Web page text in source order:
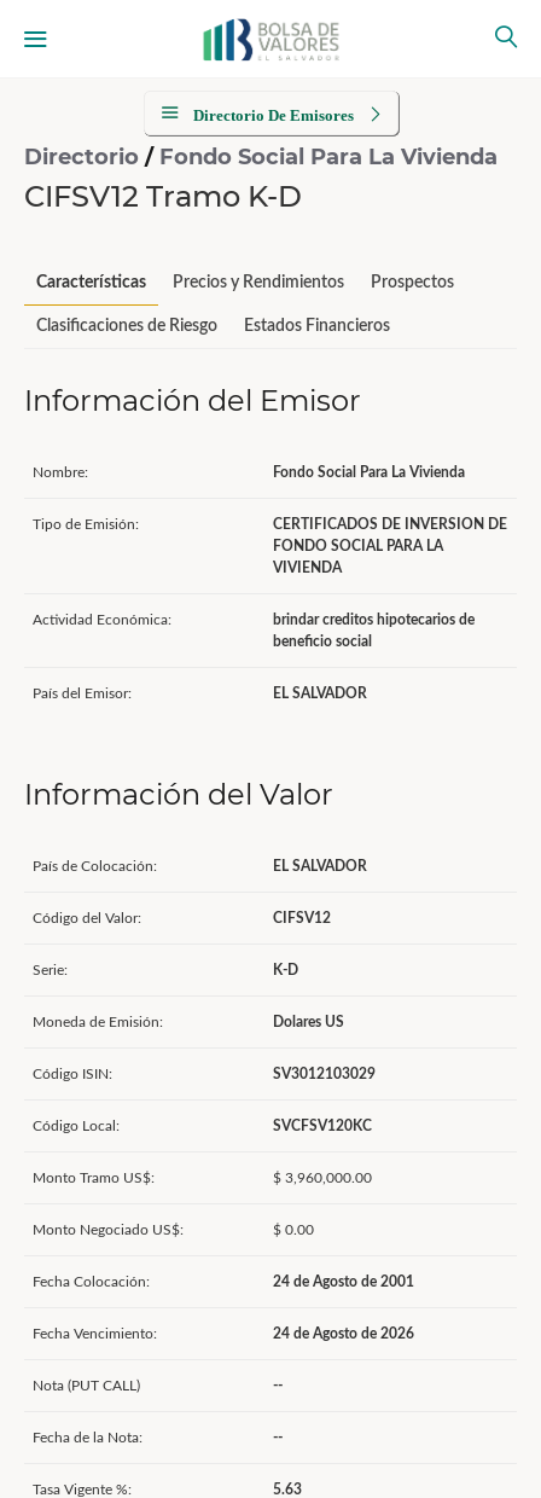
Directorio De Emisores
Directorio / Fondo Social Para La Vivienda
CIFSV12 Tramo K-D
Características Precios y Rendimientos Prospectos
Clasificaciones de Riesgo Estados Financieros
Información del Emisor
Nombre: Fondo Social Para La Vivienda
Tipo de Emisión:
CERTIFICADOS DE INVERSION DE
FONDO SOCIAL PARA LA
VIVIENDA
Actividad Económica:
brindar creditos hipotecarios de
beneficio social
País del Emisor: EL SALVADOR
Información del Valor
País de Colocación: EL SALVADOR
Código del Valor: CIFSV12
Serie: K-D
Moneda de Emisión: Dolares US
Código ISIN: SV3012103029
Código Local: SVCFSV120KC
Monto Tramo US$: $ 3,960,000.00
Monto Negociado US$: $ 0.00
Fecha Colocación: 24 de Agosto de 2001
Fecha Vencimiento: 24 de Agosto de 2026
Nota (PUT CALL) --
Fecha de la Nota: --
Tasa Vigente %: 5.63